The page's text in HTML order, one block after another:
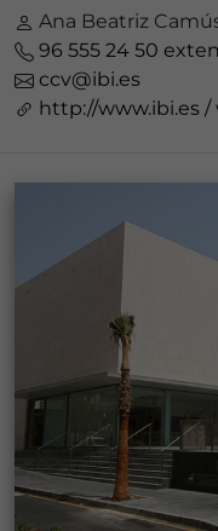
Ana Beatriz
96 555 24 50
ccv@ibi.es
http://www.ibi.es